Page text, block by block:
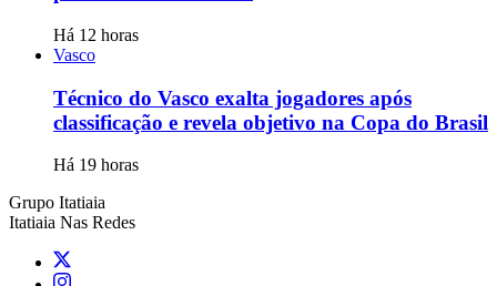
Há 12 horas
Vasco
Técnico do Vasco exalta jogadores após
classificação e revela objetivo na Copa do Brasil
Há 19 horas
Grupo Itatiaia
Itatiaia Nas Redes